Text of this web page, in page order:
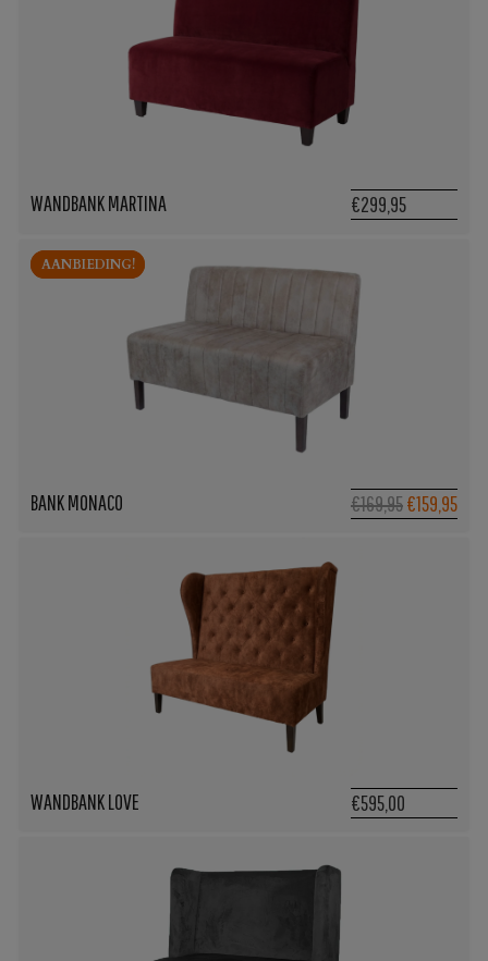
WANDBANK MARTINA €299,95
AANBIEDING!
AANBIEDING!
BANK MONACO €169,95€159,95
WANDBANK LOVE €595,00